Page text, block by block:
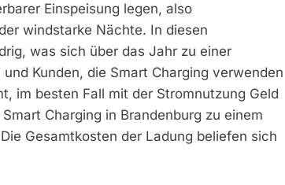
Einspeisung legen, also
windstarke Nächte. In diesen
was sich über das Jahr zu einer
Kunden, die Smart Charging verwenden
im besten Fall mit der Stromnutzung Geld
Charging in Brandenburg zu einem
Gesamtkosten der Ladung beliefen sich